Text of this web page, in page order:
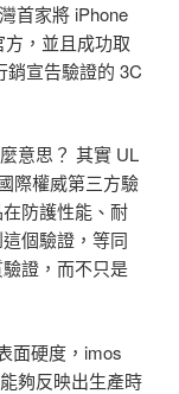
首家將 iPhone
，並且成功取
宣告驗證的 3C
意思？ 其實 UL
際權威第三方驗
防護性能、耐
個驗證，等同
證，而不只是
面硬度，imos
夠反映出生產時